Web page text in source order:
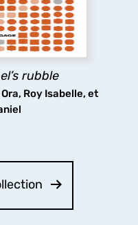
rubble
Roy Isabelle, et
analysis, with a
and Kartvelian